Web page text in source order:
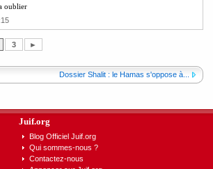
oublier
3 ►
Dossier Shalit : le Hamas s'oppose à...
Juif.org
Blog Officiel Juif.org
Qui sommes-nous ?
Contactez-nous